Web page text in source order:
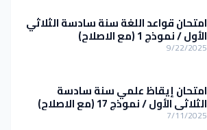
امتحان قواعد اللغة سنة سادسة الثلاثي
الأول / نموذج 1 (مع الاصلاح)
9/22/2025
امتحان إيقاظ علمي سنة سادسة
الثلاثي الأول / نموذج 17 (مع الاصلاح)
7/11/2025